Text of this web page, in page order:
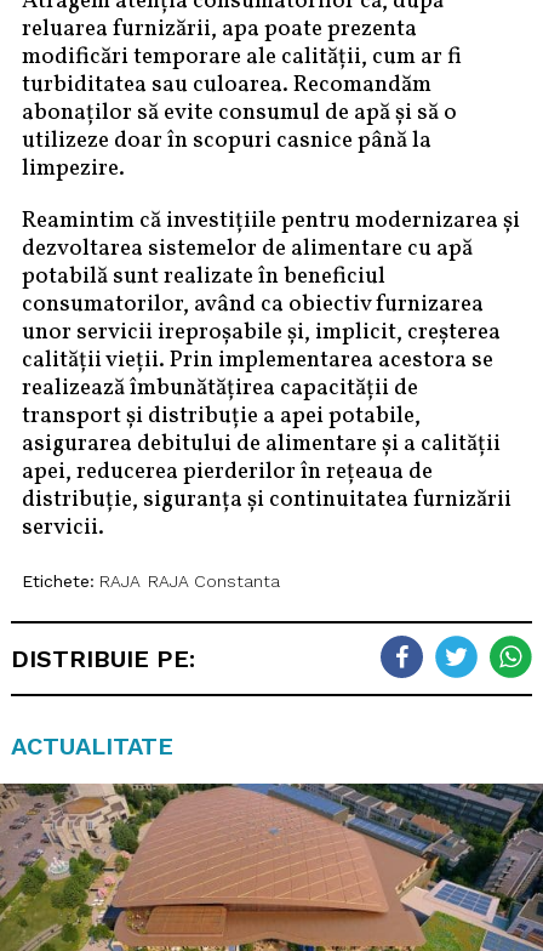
reluarea furnizării, apa poate prezenta
modificări temporare ale calității, cum ar fi
turbiditatea sau culoarea. Recomandăm
abonaților să evite consumul de apă și să o
utilizeze doar în scopuri casnice până la
limpezire.
Reamintim că investițiile pentru modernizarea și
dezvoltarea sistemelor de alimentare cu apă
potabilă sunt realizate în beneficiul
consumatorilor, având ca obiectiv furnizarea
unor servicii ireproșabile și, implicit, creșterea
calității vieții. Prin implementarea acestora se
realizează îmbunătățirea capacității de
transport și distribuție a apei potabile,
asigurarea debitului de alimentare și a calității
apei, reducerea pierderilor în rețeaua de
distribuție, siguranța și continuitatea furnizării
servicii.
Etichete: RAJA RAJA Constanta
DISTRIBUIE PE:
ACTUALITATE